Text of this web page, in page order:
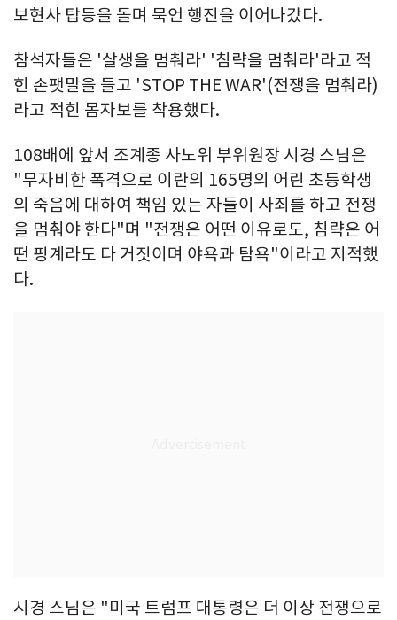
보현사 탑등을 돌며 묵언 행진을 이어나갔다.
참석자들은 '살생을 멈춰라' '침략을 멈춰라'라고 적
힌 손팻말을 들고 'STOP THE WAR'(전쟁을 멈춰라)
라고 적힌 몸자보를 착용했다.
108배에 앞서 조계종 사노위 부위원장 시경 스님은
"무자비한 폭격으로 이란의 165명의 어린 초등학생
의 죽음에 대하여 책임 있는 자들이 사죄를 하고 전쟁
을 멈춰야 한다"며 "전쟁은 어떤 이유로도, 침략은 어
떤 핑계라도 다 거짓이며 야욕과 탐욕"이라고 지적했
다.
시경 스님은 "미국 트럼프 대통령은 더 이상 전쟁으로